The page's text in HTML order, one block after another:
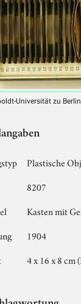
Universität zu
Plastische
8207
Kasten mit
1904
4 x 16 x 8 cm